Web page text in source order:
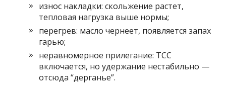
износ накладки: скольжение растет,
тепловая нагрузка выше нормы;
перегрев: масло чернеет, появляется запах
гарью;
неравномерное прилегание: TCC
включается, но удержание нестабильно —
отсюда “дерганье”.